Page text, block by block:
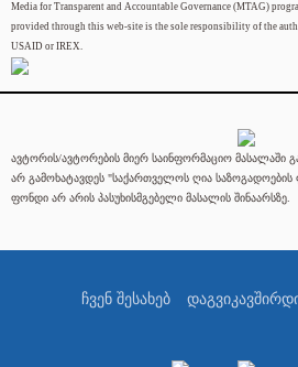
Media for Transparent and Accountable Governance (MTAG)
provided through this web-site is the sole responsibility of the
USAID or IREX.
ავტორის/ავტორების მიერ საინფორმაციო მასალაში
არ გამოხატავდეს "საქართველოს ღია საზოგადოების
ფონდი არ არის პასუხისმგებელი მასალის შინაარსზე.
ჩვენ შესახებ